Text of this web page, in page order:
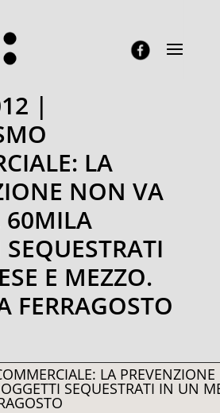
|
LA
NON VA
60MILA
E MEZZO.
FERRAGOSTO
LA
SEQUESTRATI IN UN